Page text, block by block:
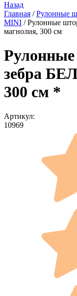
Назад
Главная / Рулонные
MINI / Рулонные
магнолия, 300 см
зебра
300 см *
Артикул:
10969